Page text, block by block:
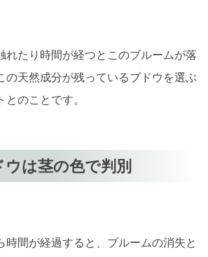
れたり時間が経つとこのブルームが落
の天然成分が残っているブドウを選ぶ
のことです。
ウは茎の色で判別
時間が経過すると、ブルームの消失と